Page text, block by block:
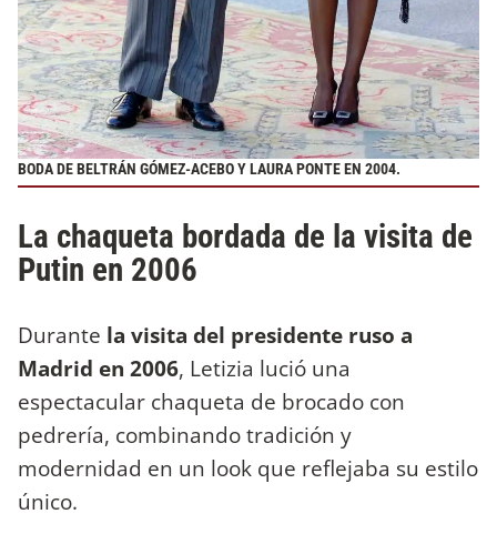
BODA DE BELTRÁN GÓMEZ-ACEBO Y LAURA PONTE EN 2004.
La chaqueta bordada de la visita de
Putin en 2006
Durante la visita del presidente ruso a
Madrid en 2006, Letizia lució una
espectacular chaqueta de brocado con
pedrería, combinando tradición y
modernidad en un look que reflejaba su estilo
único.